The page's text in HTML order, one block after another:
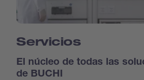
Servicios
El núcleo de todas las
de BUCHI